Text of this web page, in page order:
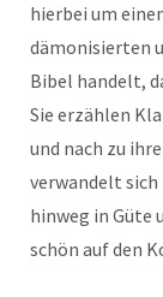
hierbei um
dämonisierten
Bibel handelt,
Sie erzählen
und nach zu
verwandelt sich
hinweg in Güte
schön auf den